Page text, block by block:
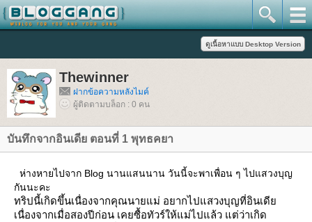
Thewinner
ฝากข้อความหลังไมค์
ผู้ติดตามบล็อก : 0 คน
บันทึกจากอินเดีย ตอนที่ 1 พุทธคยา
ห่างหายไปจาก Blog นานแสนนาน วันนี้จะพาเพื่อน ๆ ไปแสวงบุญ
กันนะคะ
ทริปนี้เกิดขึ้นเนื่องจากคุณนายแม่ อยากไปแสวงบุญที่อินเดี
เนื่องจากเมื่อสองปีก่อน เคยซื้อทัวร์ให้แม่ไปแล้ว แต่ว่าเกิด